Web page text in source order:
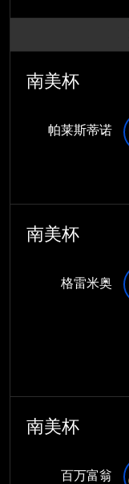
南美杯
帕莱斯蒂诺
南美杯
格雷米奥
南美杯
百万富翁